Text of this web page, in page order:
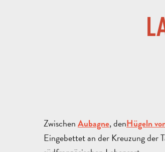
Zwischen Aubagne, denHügeln
Eingebettet an der Kreuzung der